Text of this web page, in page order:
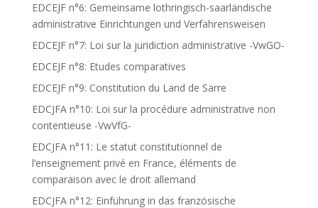
EDCEJF n°6: Gemeinsame lothringisch-saarländische
administrative Einrichtungen und Verfahrensweisen
EDCEJF n°7: Loi sur la juridiction administrative -VwGO-
EDCEJF n°8: Etudes comparatives
EDCEJF n°9: Constitution du Land de Sarre
EDCJFA n°10: Loi sur la procédure administrative non
contentieuse -VwVfG-
EDCJFA n°11: Le statut constitutionnel de
l’enseignement privé en France, éléments de
comparaison avec le droit allemand
EDCJFA n°12: Einführung in das französische